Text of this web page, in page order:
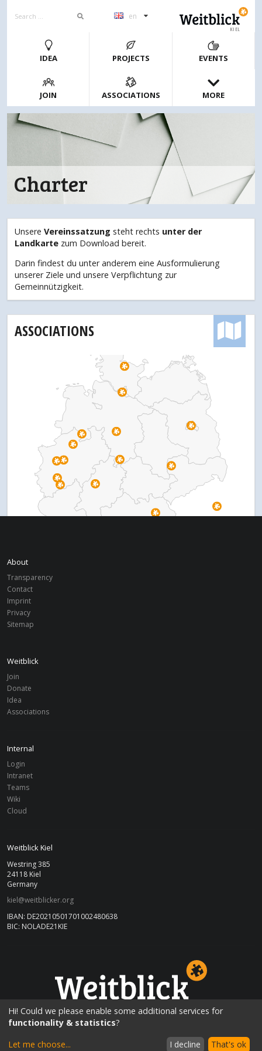
en
KIEL
IDEA PROJECTS EVENTS
JOIN ASSOCIATIONS MORE
Charter
Unsere Vereinssatzung steht rechts unter der
Landkarte zum Download bereit.
Darin findest du unter anderem eine Ausformulierung
unserer Ziele und unsere Verpflichtung zur
Gemeinnützigkeit.
ASSOCIATIONS
CHARTER
About
Transparency
Contact
Imprint
Privacy
Sitemap
Weitblick
Join
Donate
Idea
Associations
Internal
Login
Intranet
Teams
Wiki
Cloud
Weitblick Kiel
Westring 385
24118 Kiel
Germany
kiel@weitblicker.org
IBAN: DE20210501701002480638
BIC: NOLADE21KIE
KIEL
Hi! Could we please enable some additional services for
functionality & statistics?
Let me choose... I decline That's ok